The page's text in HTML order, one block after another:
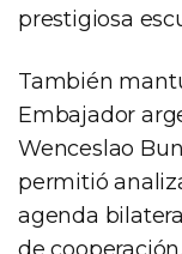
prestigiosa
También
Embajador
Wenceslao
permitió
agenda